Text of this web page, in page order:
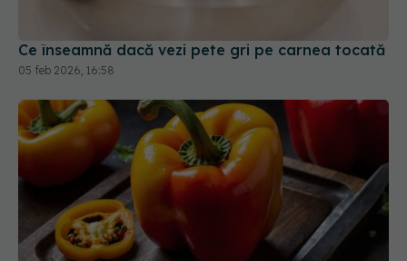
Ce înseamnă dacă vezi pete gri pe carnea tocată
05 feb 2026, 16:58